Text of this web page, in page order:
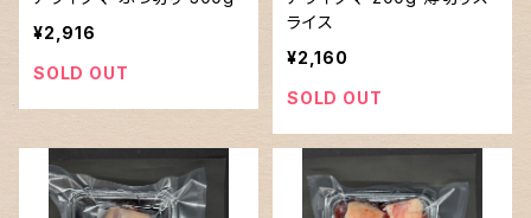
¥2,916
SOLD OUT
ライス
¥2,160
SOLD OUT